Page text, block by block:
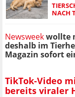
NACH
Newsweekwollte
deshalb im
Magazin sofort
TikTok-Video
bereits viraler